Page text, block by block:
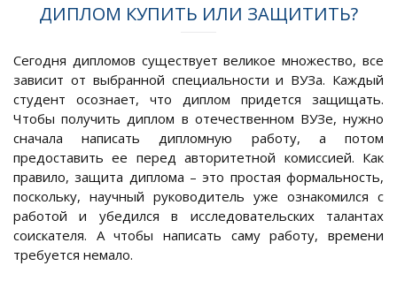
ДИПЛОМ КУПИТЬ ИЛИ ЗАЩИТИТЬ?
Сегодня дипломов существует великое множество, все
зависит от выбранной специальности и ВУЗа. Каждый
студент осознает, что диплом придется защищать.
Чтобы получить диплом в отечественном ВУЗе, нужно
сначала написать дипломную работу, а потом
предоставить ее перед авторитетной комиссией. Как
правило, защита диплома – это простая формальность,
поскольку, научный руководитель уже ознакомился с
работой и убедился в исследовательских талантах
соискателя. А чтобы написать саму работу, времени
требуется немало.